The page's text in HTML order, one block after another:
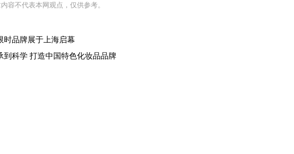
容不代表本网观点，仅供参考。
时品牌展于上海启幕
到科学 打造中国特色化妆品品牌